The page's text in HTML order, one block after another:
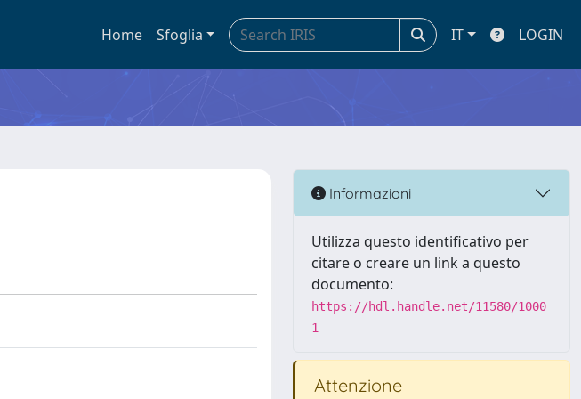
Home Sfoglia IT LOGIN
Informazioni
Utilizza questo identificativo per
citare o creare un link a questo
documento:
https://hdl.handle.net/11580/1000
1
Attenzione